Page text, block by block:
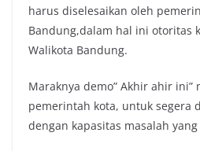
harus diselesaikan oleh
Bandung,dalam hal ini otoritas
Walikota Bandung.
Maraknya demo” Akhir ahir ini”
pemerintah kota, untuk segera
dengan kapasitas masalah yang